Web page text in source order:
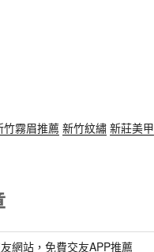
竹霧眉推薦 新竹紋繡 新莊美甲
網站，免費交友APP推薦